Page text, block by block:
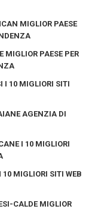
MIGLIOR PAESE
PAESE PER
I 10 MIGLIORI SITI
AGENZIA DI
I 10 MIGLIORI
MIGLIORI SITI WEB
CALDE MIGLIOR